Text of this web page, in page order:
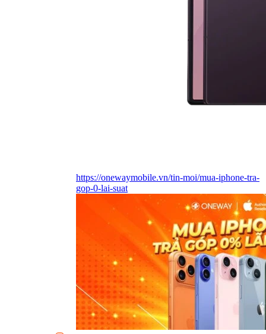
https://onewaymobile.vn/tin-moi/mua-iphone-tra-
gop-0-lai-suat